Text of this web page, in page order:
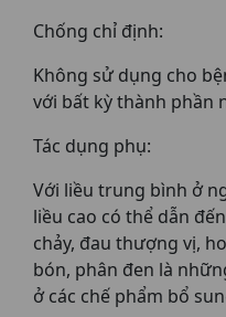
Chống chỉ định:
Không sử dụng cho
với bất kỳ thành phần
Tác dụng phụ:
Với liều trung bình ở
liều cao có thể dẫn
chảy, đau thượng vị,
bón, phân đen là
ở các chế phẩm bổ